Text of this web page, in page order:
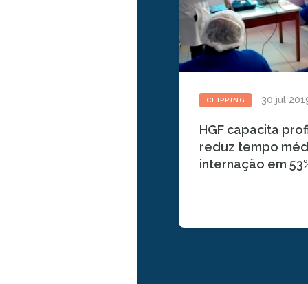
CLIPPING 30 jul
HGF capacita
reduz tempo
internação em